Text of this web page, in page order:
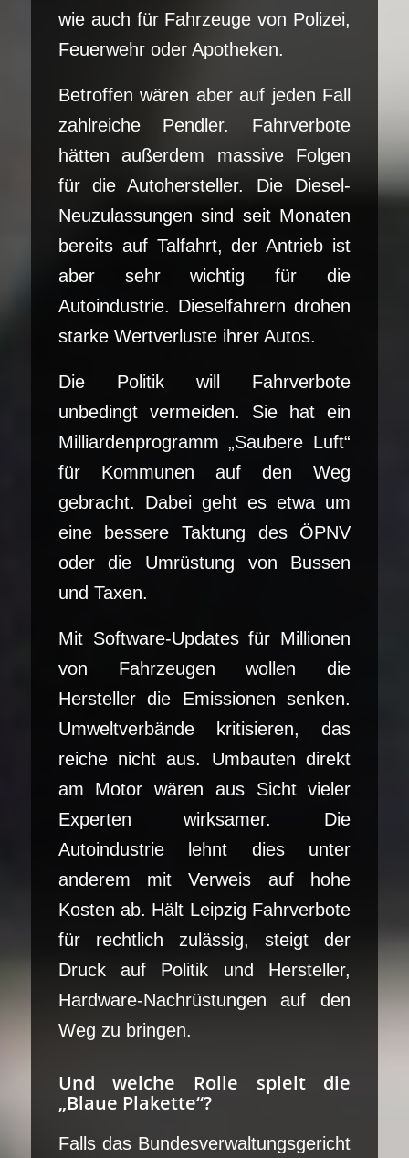
wie auch für Fahrzeuge von Polizei,
Feuerwehr oder Apotheken.
Betroffen wären aber auf jeden Fall
zahlreiche Pendler. Fahrverbote
hätten außerdem massive Folgen
für die Autohersteller. Die Diesel-
Neuzulassungen sind seit Monaten
bereits auf Talfahrt, der Antrieb ist
aber sehr wichtig für die
Autoindustrie. Dieselfahrern drohen
starke Wertverluste ihrer Autos.
Die Politik will Fahrverbote
unbedingt vermeiden. Sie hat ein
Milliardenprogramm „Saubere Luft“
für Kommunen auf den Weg
gebracht. Dabei geht es etwa um
eine bessere Taktung des ÖPNV
oder die Umrüstung von Bussen
und Taxen.
Mit Software-Updates für Millionen
von Fahrzeugen wollen die
Hersteller die Emissionen senken.
Umweltverbände kritisieren, das
reiche nicht aus. Umbauten direkt
am Motor wären aus Sicht vieler
Experten wirksamer. Die
Autoindustrie lehnt dies unter
anderem mit Verweis auf hohe
Kosten ab. Hält Leipzig Fahrverbote
für rechtlich zulässig, steigt der
Druck auf Politik und Hersteller,
Hardware-Nachrüstungen auf den
Weg zu bringen.
Und welche Rolle spielt die
„Blaue Plakette“?
Falls das Bundesverwaltungsgericht